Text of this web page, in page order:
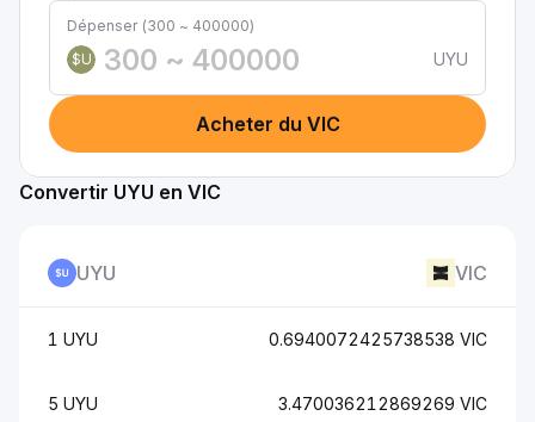
Dépenser (300 ~ 400000)
$U
UYU
Acheter du VIC
Convertir UYU en VIC
UYU VIC
1 UYU 0.6940072425738538 VIC
5 UYU 3.470036212869269 VIC